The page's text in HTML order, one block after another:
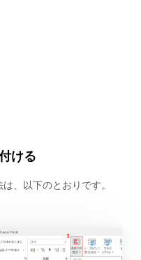
ける
、以下のとおりです。